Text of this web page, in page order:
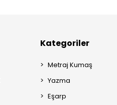
Kategoriler
Metraj Kumaş
Yazma
Eşarp